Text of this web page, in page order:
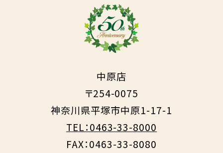
中原店
〒254-0075
神奈川県平塚市中原1-17-1
TEL：0463-33-8000
FAX：0463-33-8080